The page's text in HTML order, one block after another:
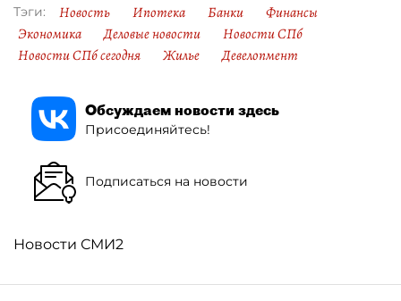
Тэги: Новость Ипотека Банки
Финансы
Экономика
Деловые новости
Новости СПб
Новости СПб сегодня
Жилье Девелопмент
Обсуждаем новости здесь
Присоединяйтесь!
Подписаться на новости
Новости СМИ2